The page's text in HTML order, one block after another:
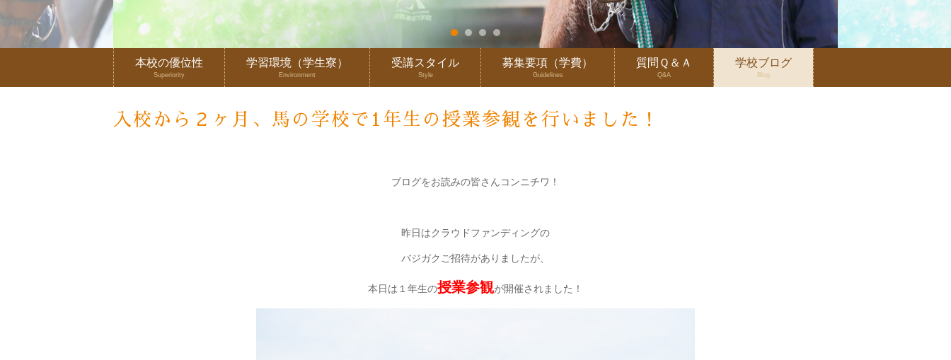
本校の優位性
Superiority
学習環境（学生寮）
Environment
受講スタイル
Style
募集要項（学費）
Guidelines
質問Ｑ＆Ａ
Q&A
学校ブログ
Blog
入校から２ヶ月、馬の学校で1年生の授業参観を行いました！
ブログをお読みの皆さんコンニチワ！
昨日はクラウドファンディングの
バジガクご招待がありましたが、
本日は１年生の授業参観が開催されました！